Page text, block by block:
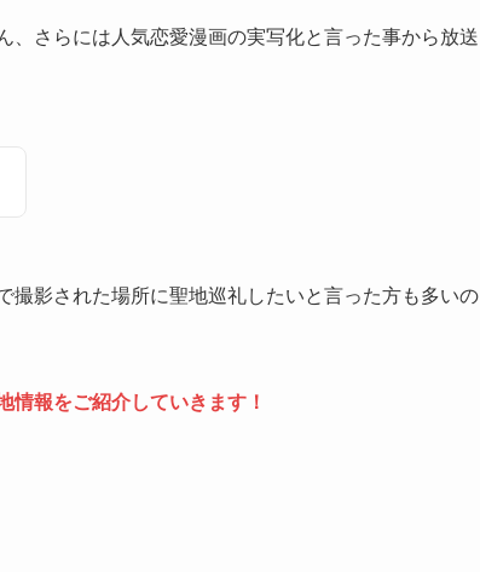
さらには人気恋愛漫画の実写化と言った事から放送
撮影された場所に聖地巡礼したいと言った方も多いの
情報をご紹介していきます！